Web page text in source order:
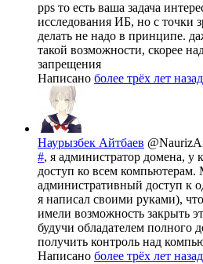
pps то есть ваша задача
исследования ИБ, но с точки
делать не надо в принципе.
такой возможности, скорее
запрещения
Написано более трёх лет назад
Наурызбек Айтбаев
#, я администратор домена, у
доступ ко всем компьютерам.
административный доступ к
я написал своими руками),
имели возможность закрыть
будучи обладателем полного
получить контроль над
Написано более трёх лет назад